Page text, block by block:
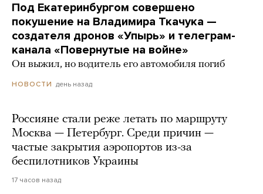
Под Екатеринбургом совершено
покушение на Владимира Ткачука —
создателя дронов «Упырь» и телеграм-
канала «Повернутые на войне»
Он выжил, но водитель его автомобиля погиб
НОВОСТИ день назад
Россияне стали реже летать по маршруту
Москва — Петербург. Среди причин —
частые закрытия аэропортов из-за
беспилотников Украины
17 часов назад